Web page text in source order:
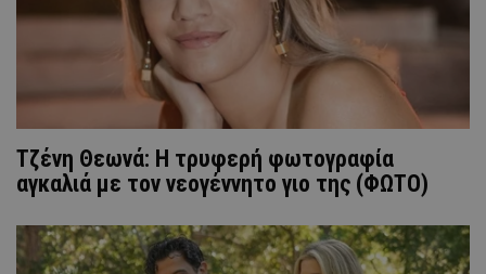
Τζένη Θεωνά: H τρυφερή φωτογραφία
αγκαλιά με τον νεογέννητο γιο της (ΦΩΤΟ)